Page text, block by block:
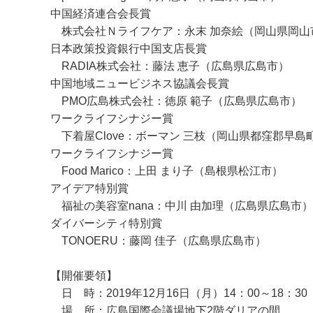
中国経済連合会長賞
株式会社Ｎライフケア：永末 加奈絵（岡山県岡山
日本政策投資銀行中国支店長賞
RADIA株式会社：藤法 恵子（広島県広島市）
中国地域ニュービジネス協議会長賞
PMO広島株式会社：徳原 範子（広島県広島市）
ワークライフシナジー賞
下着屋Clove：ボーマン 三枝（岡山県都窪郡早島
ワークライフシナジー賞
Food Marico：上田 まり子（島根県松江市）
アイデア特別賞
福祉の美容室nana：中川 由加理（広島県広島市）
ダイバーシティ特別賞
TONOERU：藤岡 佳子（広島県広島市）
【開催要領】
日 時：2019年12月16日（月）14：00～18：30
場 所：広島国際会議場地下2階ダリアの間